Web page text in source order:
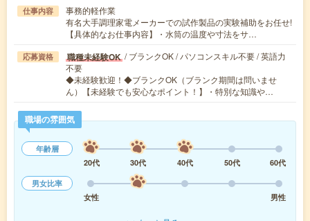
仕事内容
事務的軽作業
有名大手調理家電メーカーでの試作製品の実験補助をお任せ!
【具体的なお仕事内容】・水筒の温度や寸法をサ…
応募資格 職種未経験OK / ブランクOK / パソコンスキル不要 / 英語力
不要
◆未経験歓迎！◆ブランクOK（ブランク期間は問いませ
ん）【未経験でも安心なポイント！】・特別な知識や…
職場の雰囲気
年齢層
20代
30代 40代 50代
60代
男女比率
女性
男性